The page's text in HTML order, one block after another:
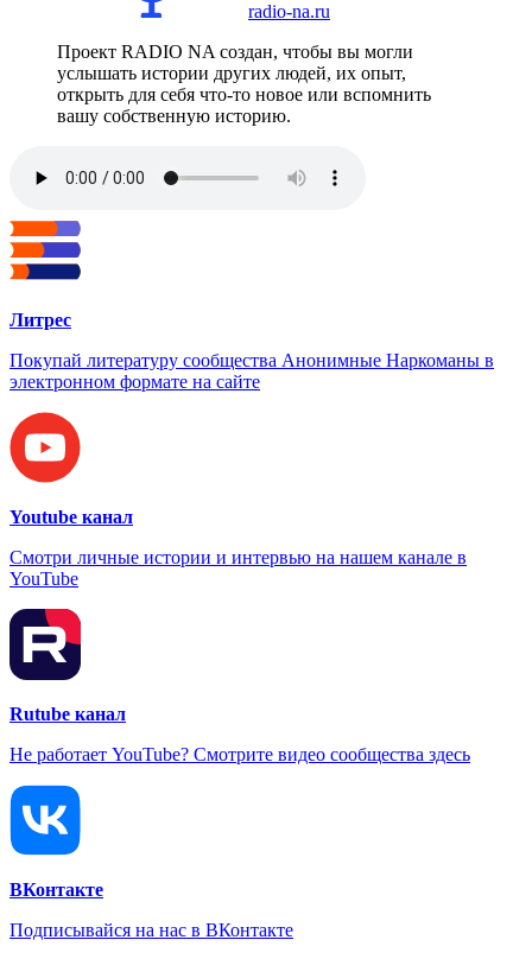
radio-na.ru
Проект RADIO NA создан, чтобы вы могли
услышать истории других людей, их опыт,
открыть для себя что-то новое или вспомнить
вашу собственную историю.
Литрес
Покупай литературу сообщества Анонимные Наркоманы в
электронном формате на сайте
Youtube канал
Смотри личные истории и интервью на нашем канале в
YouTube
Rutube канал
Не работает YouTube? Смотрите видео сообщества здесь
ВКонтакте
Подписывайся на нас в ВКонтакте